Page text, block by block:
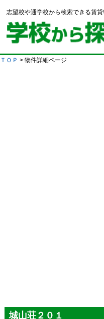
志望校や通学校から検索できる賃貸
ＴＯＰ > 物件詳細ページ
城山荘２０１